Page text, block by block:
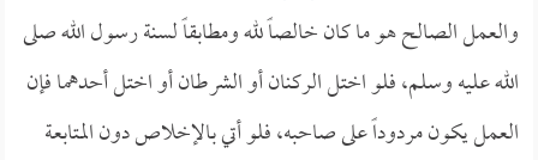
والعمل الصالح هو ما كان خالصاً لله ومطابقاً لسنة رسول الله صلى
الله عليه وسلم، فلو اختل الركنان أو الشرطان أو اختل أحدهما فإن
العمل يكون مردوداً على صاحبه، فلو أتي بالإخلاص دون المتابعة